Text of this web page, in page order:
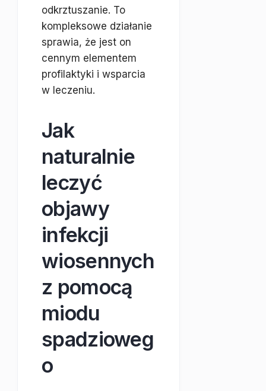
odkrztuszanie. To
kompleksowe działanie
sprawia, że jest on
cennym elementem
profilaktyki i wsparcia
w leczeniu.
Jak
naturalnie
leczyć
objawy
infekcji
wiosennych
z pomocą
miodu
spadzioweg
o